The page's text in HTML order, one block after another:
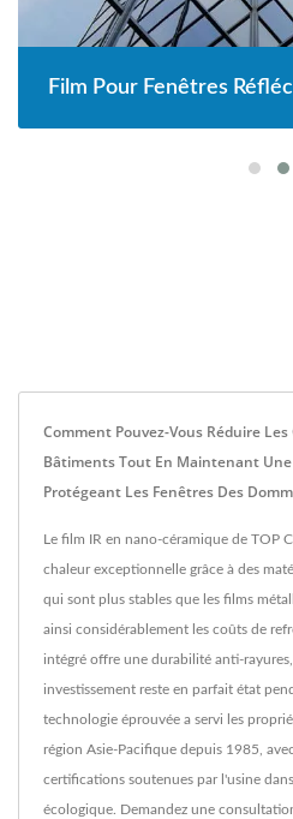
Film Pour Fenêtres
Comment Pouvez-Vous Réduire
Bâtiments Tout En Maintenant Une
Protégeant Les Fenêtres Des
Le film IR en nano-céramique de TOP
chaleur exceptionnelle grâce à des
qui sont plus stables que les films
ainsi considérablement les coûts de
intégré offre une durabilité anti-
investissement reste en parfait état
technologie éprouvée a servi les
région Asie-Pacifique depuis 1985,
certifications soutenues par l'usine
écologique. Demandez une